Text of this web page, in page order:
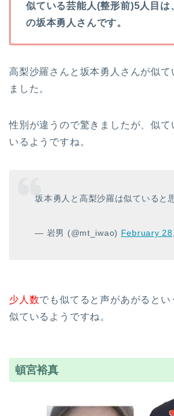
似ている芸能人(整形前)5人目は
の坂本勇人さんです。
高梨沙羅さんと坂本勇人さんが似て
ました。
性別が違うので驚きましたが、似て
いるようですね。
坂本勇人と高梨沙羅は似ていると
— 岩男 (@mt_iwao) February
少人数でも似てると声があがるとい
似ているようですね。
頓宮裕真